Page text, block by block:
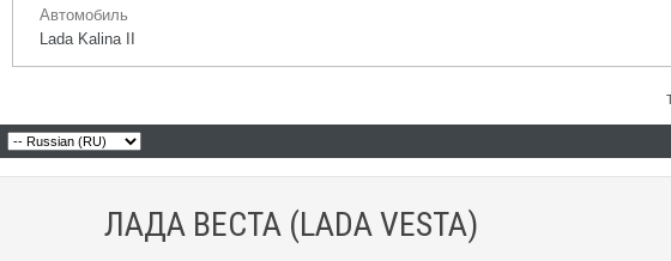
Автомобиль
Lada Kalina II
ЛАДА ВЕСТА (LADA VESTA)